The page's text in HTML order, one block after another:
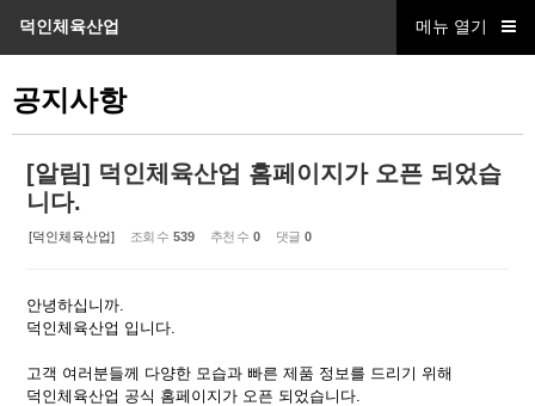
덕인체육산업 메뉴 열기
공지사항
[알림] 덕인체육산업 홈페이지가 오픈 되었습
니다.
[덕인체육산업] 조회 수 539 추천 수 0 댓글 0
안녕하십니까.
덕인체육산업 입니다.
고객 여러분들께 다양한 모습과 빠른 제품 정보를 드리기 위해
덕인체육산업 공식 홈페이지가 오픈 되었습니다.
Sketchbook5, 스케치북5
Sketchbook5, 스케치북5